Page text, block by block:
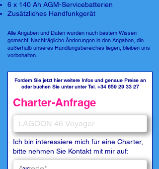
6 x 140 Ah AGM-Servicebatterien
Zusätzliches Handfunkgerät
Alle Angaben und Daten wurden nach bestem Wissen
gemacht. Nachträgliche Änderungen in den Angaben, die
außerhalb unseres Handlungsbereiches liegen, bleiben uns
vorbehalten.
Fordern Sie jetzt hier weitere Infos und genaue Preise an
oder buchen Sie unter unter Tel. +34 659 29 33 27
Charter-Anfrage
Ich bin interessiere mich für eine Charter,
bitte nehmen Sie Kontakt mit mir auf: